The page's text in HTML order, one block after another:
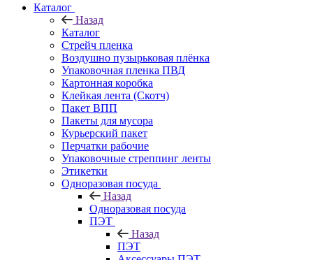
Каталог
Назад
Каталог
Стрейч пленка
Воздушно пузырьковая плёнка
Упаковочная пленка ПВД
Картонная коробка
Клейкая лента (Скотч)
Пакет ВПП
Пакеты для мусора
Курьерский пакет
Перчатки рабочие
Упаковочные стреппинг ленты
Этикетки
Одноразовая посуда
Назад
Одноразовая посуда
ПЭТ
Назад
ПЭТ